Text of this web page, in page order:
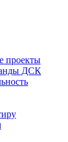
проекты
ДСК